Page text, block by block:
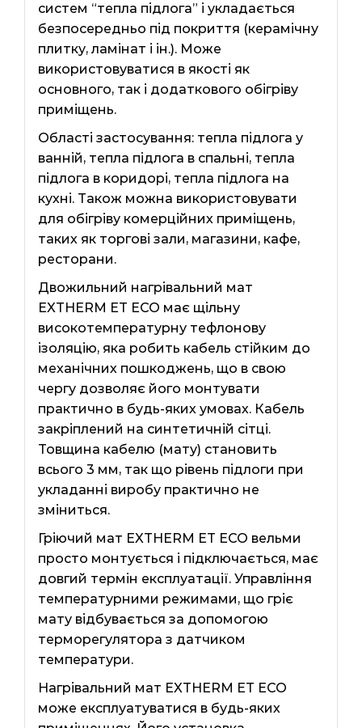
систем “тепла підлога” і укладається
безпосередньо під покриття (керамічну
плитку, ламінат і ін.). Може
використовуватися в якості як
основного, так і додаткового обігріву
приміщень.
Області застосування: тепла підлога у
ванній, тепла підлога в спальні, тепла
підлога в коридорі, тепла підлога на
кухні. Також можна використовувати
для обігріву комерційних приміщень,
таких як торгові зали, магазини, кафе,
ресторани.
Двожильний нагрівальний мат
EXTHERM ЕТ ЕСО має щільну
високотемпературну тефлонову
ізоляцію, яка робить кабель стійким до
механічних пошкоджень, що в свою
чергу дозволяє його монтувати
практично в будь-яких умовах. Кабель
закріплений на синтетичній сітці.
Товщина кабелю (мату) становить
всього 3 мм, так що рівень підлоги при
укладанні виробу практично не
зміниться.
Гріючий мат EXTHERM ЕТ ECO вельми
просто монтується і підключається, має
довгий термін експлуатації. Управління
температурними режимами, що гріє
мату відбувається за допомогою
терморегулятора з датчиком
температури.
Нагрівальний мат EXTHERM ЕТ ЕСО
може експлуатуватися в будь-яких